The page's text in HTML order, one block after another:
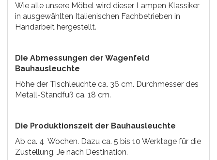
Wie alle unsere Möbel wird dieser Lampen Klassiker
in ausgewählten Italienischen Fachbetrieben in
Handarbeit hergestellt.
Die Abmessungen der Wagenfeld
Bauhausleuchte
Höhe der Tischleuchte ca. 36 cm. Durchmesser des
Metall-Standfuß ca. 18 cm.
Die Produktionszeit der Bauhausleuchte
Ab ca. 4 Wochen. Dazu ca. 5 bis 10 Werktage für die
Zustellung. Je nach Destination.